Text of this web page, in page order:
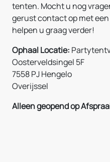
tenten. Mocht u nog
gerust contact op met
helpen u graag verder!
Ophaal Locatie:
Oosterveldsingel 5F
7558 PJ Hengelo
Overijssel
Alleen geopend op